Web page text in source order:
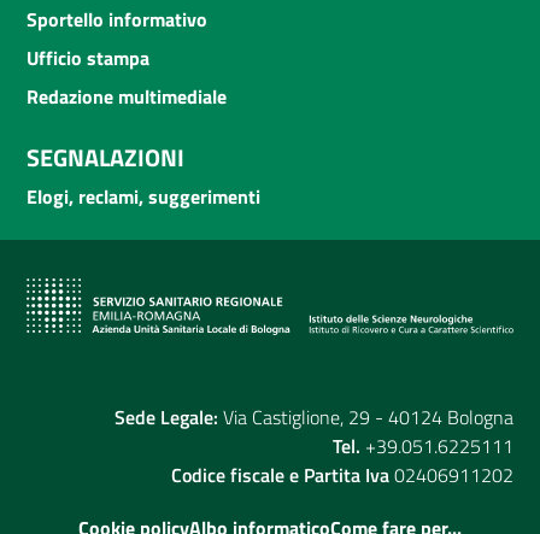
Sportello informativo
Ufficio stampa
Redazione multimediale
SEGNALAZIONI
Elogi, reclami, suggerimenti
Sede Legale: Via Castiglione, 29 - 40124 Bologna
Tel. +39.051.6225111
Codice fiscale e Partita Iva02406911202